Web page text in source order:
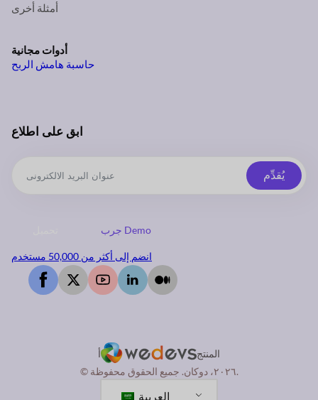
أمثلة أخرى
أدوات مجانية
حاسبة هامش الربح
ابق على اطلاع
يُقدِّم
جرب Demo
انضم إلى أكثر من 50,000 مستخدم
أ
المنتج
© ٢٠٢٦، دوكان. جميع الحقوق محفوظة.
العربية